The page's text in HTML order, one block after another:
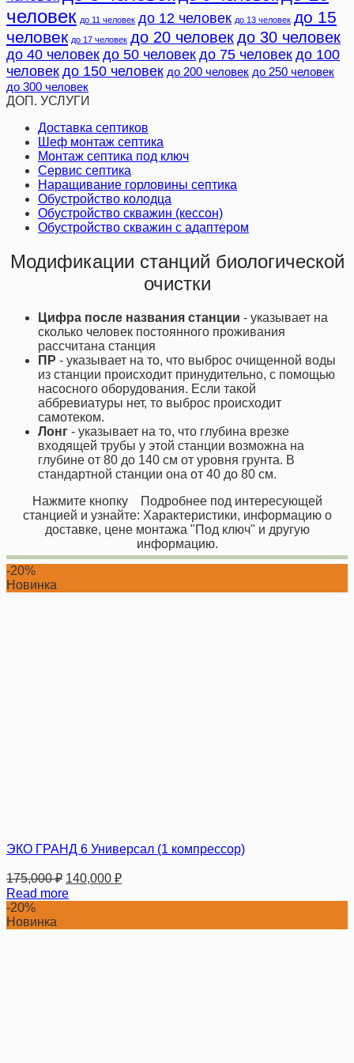
человек до 11 человек до 12 человек до 13 человек до 15
человек до 17 человек до 20 человекдо 30 человек
до 40 человек до 50 человек до 75 человек до 100
человек до 150 человек до 200 человек до 250 человек
до 300 человек
ДОП. УСЛУГИ
Доставка септиков
Шеф монтаж септика
Монтаж септика под ключ
Сервис септика
Наращивание горловины септика
Обустройство колодца
Обустройство скважин (кессон)
Обустройство скважин с адаптером
Модификации станций биологической
очистки
Цифра после названия станции - указывает на
сколько человек постоянного проживания
рассчитана станция
ПР - указывает на то, что выброс очищенной воды
из станции происходит принудительно, с помощью
насосного оборудования. Если такой
аббревиатуры нет, то выброс происходит
самотеком.
Лонг - указывает на то, что глубина врезке
входящей трубы у этой станции возможна на
глубине от 80 до 140 см от уровня грунта. В
стандартной станции она от 40 до 80 см.
Нажмите кнопку
Подробнее под интересующей
станцией и узнайте: Характеристики, информацию о
доставке, цене монтажа "Под ключ" и другую
информацию.
-20%
Новинка
ЭКО ГРАНД 6 Универсал (1 компрессор)
175,000₽ 140,000 ₽
Read more
-20%
Новинка